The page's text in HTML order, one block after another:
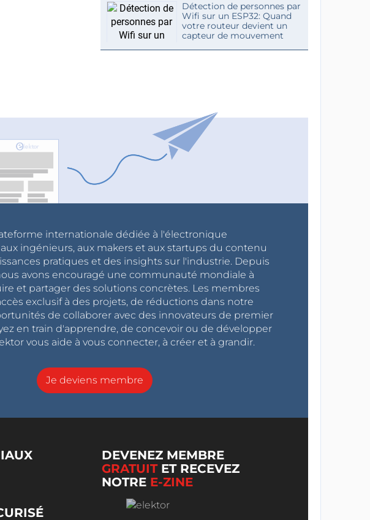
Détection de personnes par
Wifi sur un ESP32: Quand
votre routeur devient un
capteur de mouvement
internationale dédiée à l'électronique
ingénieurs, aux makers et aux startups du contenu
pratiques et des insights sur l'industrie. Depuis
avons encouragé une communauté mondiale à
et partager des solutions concrètes. Les membres
exclusif à des projets, de réductions dans notre
de collaborer avec des innovateurs de premier
en train d'apprendre, de concevoir ou de développer
vous aide à vous connecter, à créer et à grandir.
Je deviens membre
DEVENEZ MEMBRE
GRATUITET RECEVEZ
NOTRE E-ZINE